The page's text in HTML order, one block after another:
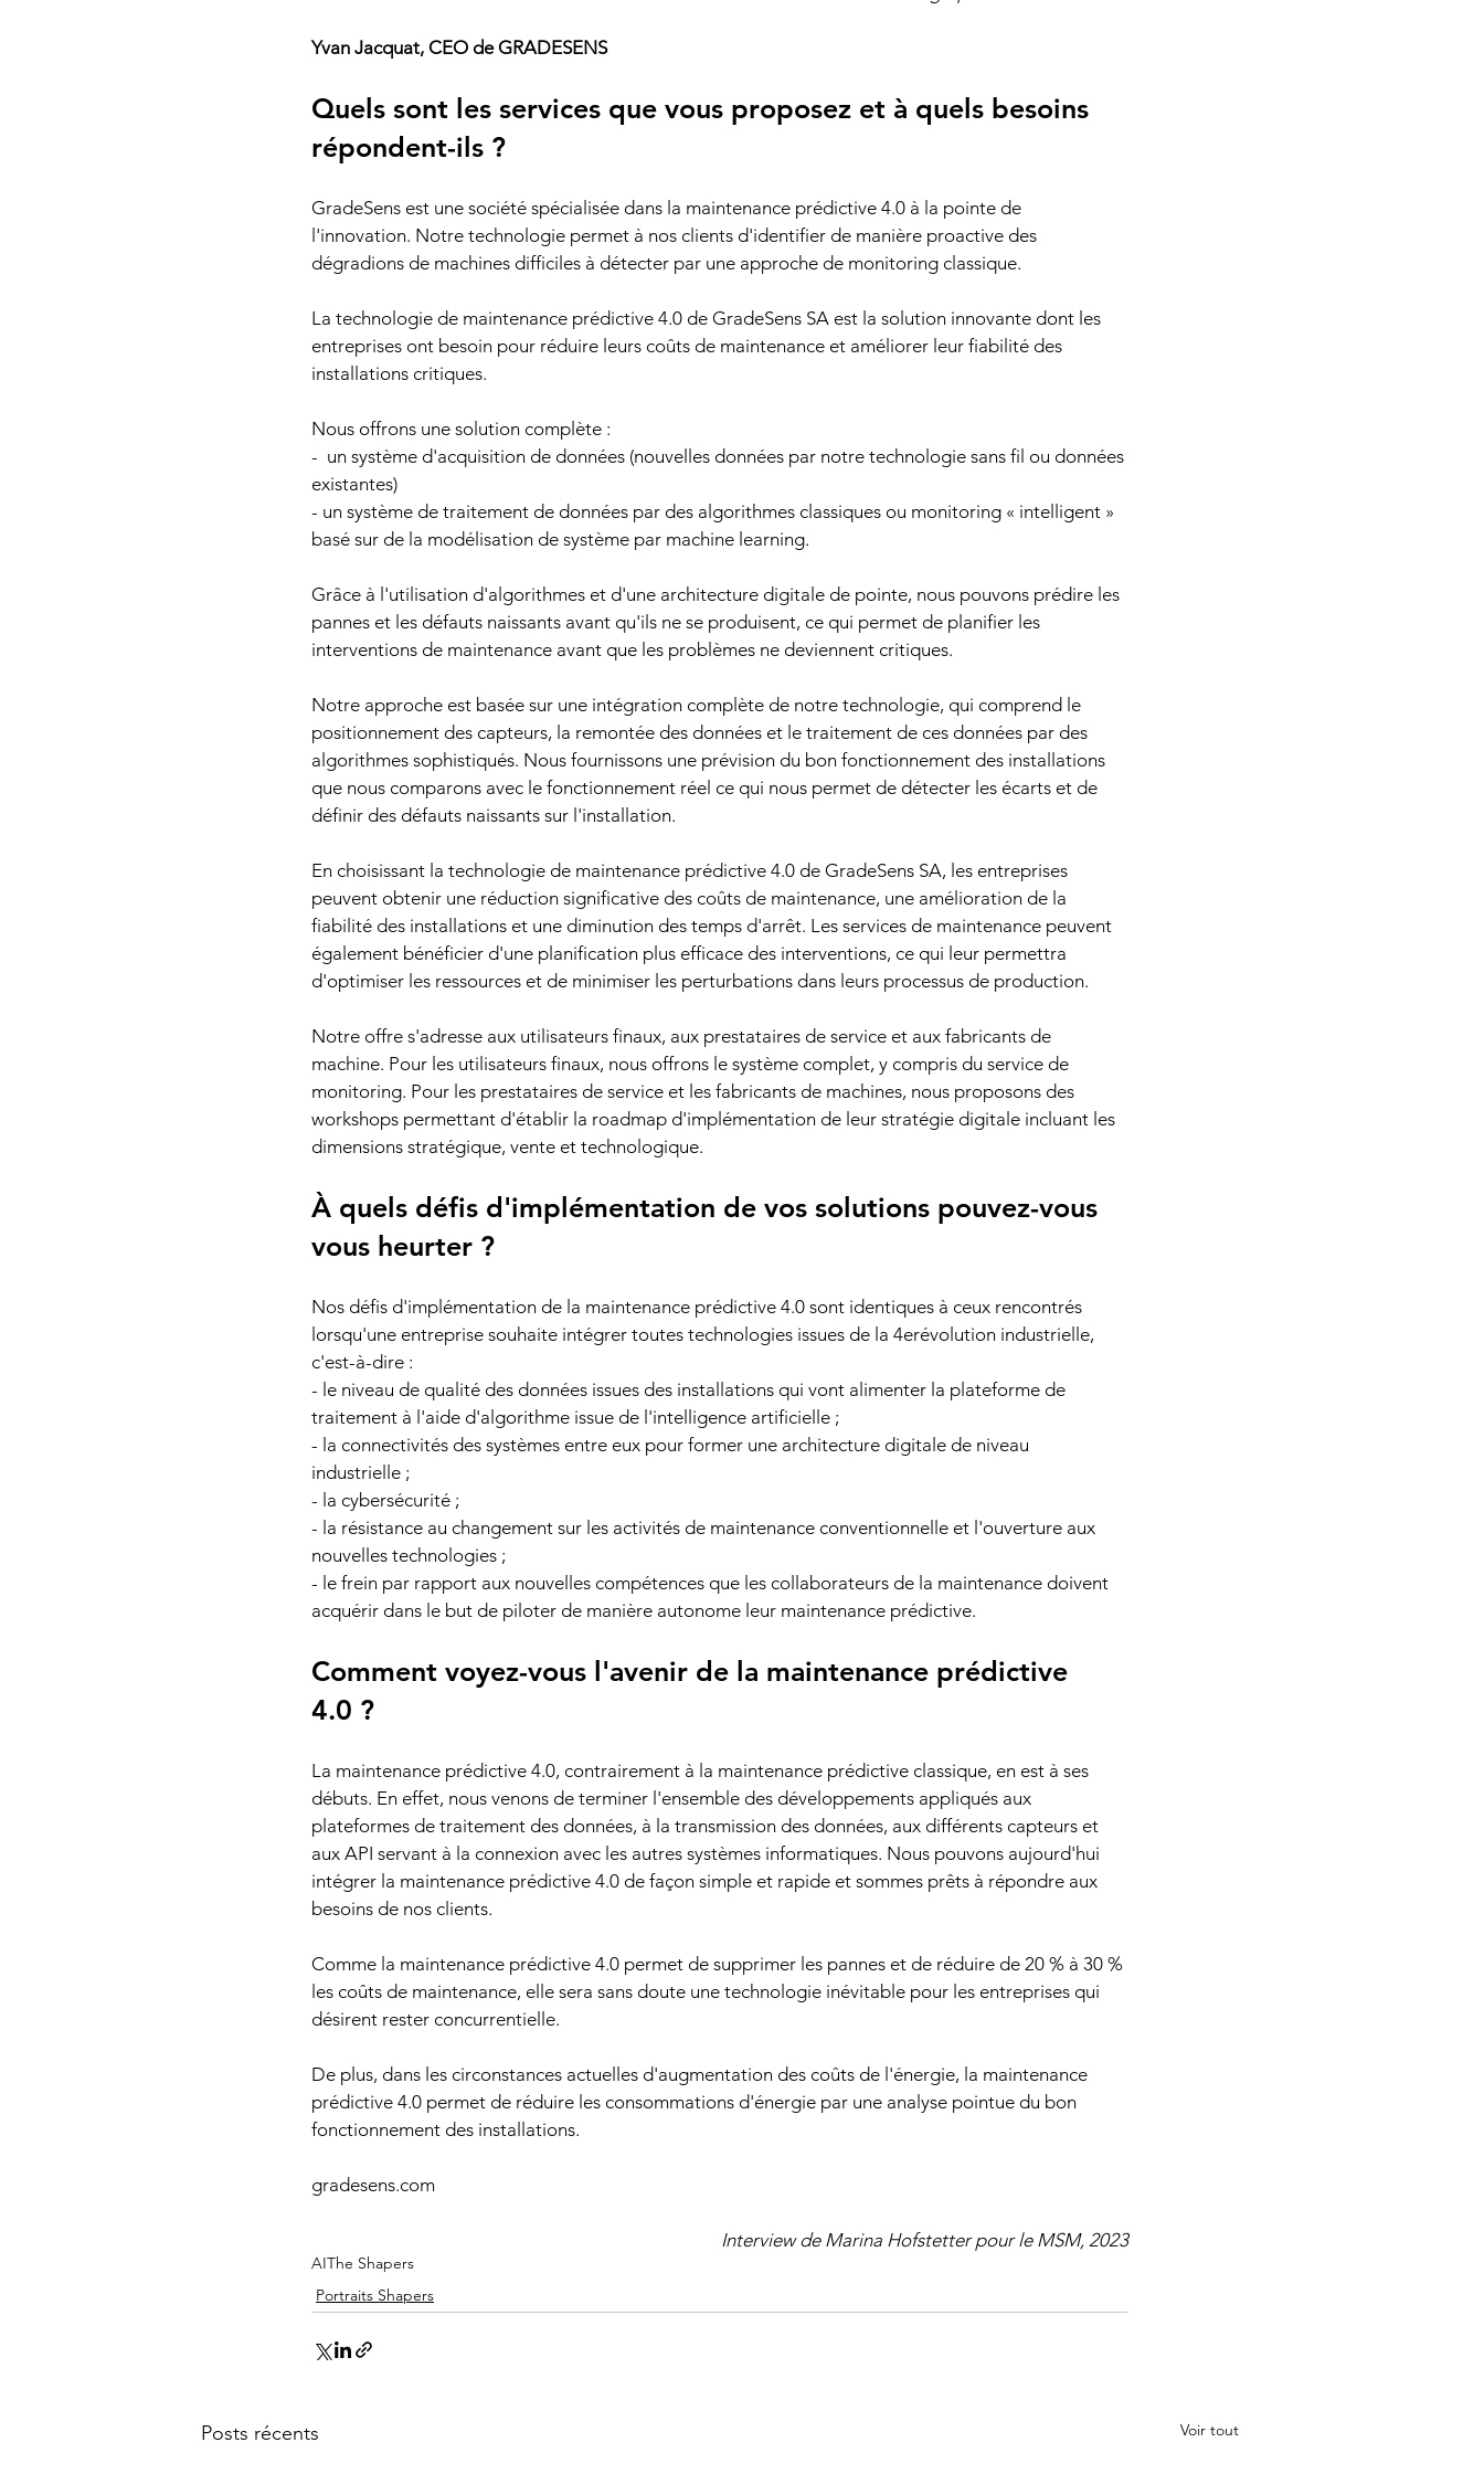
Yvan Jacquat, CEO de GRADESENS
Quels sont les services que vous proposez et à quels besoins
répondent-ils ?
GradeSens est une société spécialisée dans la maintenance prédictive 4.0 à la pointe de
l'innovation. Notre technologie permet à nos clients d'identifier de manière proactive des
dégradions de machines difficiles à détecter par une approche de monitoring classique.
La technologie de maintenance prédictive 4.0 de GradeSens SA est la solution innovante dont les
entreprises ont besoin pour réduire leurs coûts de maintenance et améliorer leur fiabilité des
installations critiques.
Nous offrons une solution complète :
-  un système d'acquisition de données (nouvelles données par notre technologie sans fil ou données
existantes)
- un système de traitement de données par des algorithmes classiques ou monitoring « intelligent »
basé sur de la modélisation de système par machine learning.
Grâce à l'utilisation d'algorithmes et d'une architecture digitale de pointe, nous pouvons prédire les
pannes et les défauts naissants avant qu'ils ne se produisent, ce qui permet de planifier les
interventions de maintenance avant que les problèmes ne deviennent critiques.
Notre approche est basée sur une intégration complète de notre technologie, qui comprend le
positionnement des capteurs, la remontée des données et le traitement de ces données par des
algorithmes sophistiqués. Nous fournissons une prévision du bon fonctionnement des installations
que nous comparons avec le fonctionnement réel ce qui nous permet de détecter les écarts et de
définir des défauts naissants sur l'installation.
En choisissant la technologie de maintenance prédictive 4.0 de GradeSens SA, les entreprises
peuvent obtenir une réduction significative des coûts de maintenance, une amélioration de la
fiabilité des installations et une diminution des temps d'arrêt. Les services de maintenance peuvent
également bénéficier d'une planification plus efficace des interventions, ce qui leur permettra
d'optimiser les ressources et de minimiser les perturbations dans leurs processus de production.
Notre offre s'adresse aux utilisateurs finaux, aux prestataires de service et aux fabricants de
machine. Pour les utilisateurs finaux, nous offrons le système complet, y compris du service de
monitoring. Pour les prestataires de service et les fabricants de machines, nous proposons des
workshops permettant d'établir la roadmap d'implémentation de leur stratégie digitale incluant les
dimensions stratégique, vente et technologique.
À quels défis d'implémentation de vos solutions pouvez-vous
vous heurter ?
Nos défis d'implémentation de la maintenance prédictive 4.0 sont identiques à ceux rencontrés
lorsqu'une entreprise souhaite intégrer toutes technologies issues de la 4erévolution industrielle,
c'est-à-dire :
- le niveau de qualité des données issues des installations qui vont alimenter la plateforme de
traitement à l'aide d'algorithme issue de l'intelligence artificielle ;
- la connectivités des systèmes entre eux pour former une architecture digitale de niveau
industrielle ;
- la cybersécurité ;
- la résistance au changement sur les activités de maintenance conventionnelle et l'ouverture aux
nouvelles technologies ;
- le frein par rapport aux nouvelles compétences que les collaborateurs de la maintenance doivent
acquérir dans le but de piloter de manière autonome leur maintenance prédictive.
Comment voyez-vous l'avenir de la maintenance prédictive
4.0 ?
La maintenance prédictive 4.0, contrairement à la maintenance prédictive classique, en est à ses
débuts. En effet, nous venons de terminer l'ensemble des développements appliqués aux
plateformes de traitement des données, à la transmission des données, aux différents capteurs et
aux API servant à la connexion avec les autres systèmes informatiques. Nous pouvons aujourd'hui
intégrer la maintenance prédictive 4.0 de façon simple et rapide et sommes prêts à répondre aux
besoins de nos clients.
Comme la maintenance prédictive 4.0 permet de supprimer les pannes et de réduire de 20 % à 30 %
les coûts de maintenance, elle sera sans doute une technologie inévitable pour les entreprises qui
désirent rester concurrentielle.
De plus, dans les circonstances actuelles d'augmentation des coûts de l'énergie, la maintenance
prédictive 4.0 permet de réduire les consommations d'énergie par une analyse pointue du bon
fonctionnement des installations.
gradesens.com
Interview de Marina Hofstetter pour le MSM, 2023
AIThe Shapers
Portraits Shapers
Posts récents Voir tout